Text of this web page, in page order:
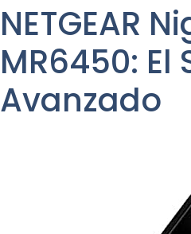
NETGEAR
MR6450:
Avanzado